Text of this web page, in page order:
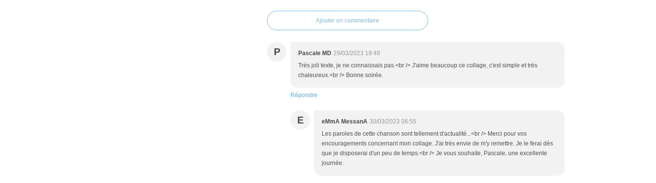
Ajouter un commentaire
P Pascale MD 29/03/2023 19:48
Très joli texte, je ne connaissais pas.<br /> J'aime beaucoup ce collage, c'est simple et très
chaleureux.<br /> Bonne soirée.
Répondre
E eMmA MessanA 30/03/2023 06:55
Les paroles de cette chanson sont tellement d'actualité...<br /> Merci pour vos
encouragements concernant mon collage. J'ai très envie de m'y remettre. Je le ferai dès
que je disposerai d'un peu de temps.<br /> Je vous souhaite, Pascale, une excellente
journée.